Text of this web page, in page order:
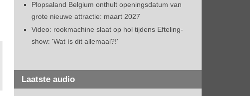
Plopsaland Belgium onthult openingsdatum van
grote nieuwe attractie: maart 2027
Video: rookmachine slaat op hol tijdens Efteling-
show: 'Wat ís dit allemaal?!'
Laatste audio